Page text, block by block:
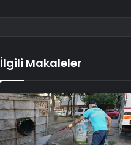
İlgili Makaleler